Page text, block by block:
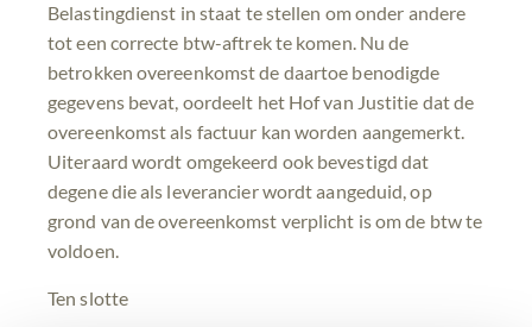
Belastingdienst in staat te stellen om onder andere
tot een correcte btw-aftrek te komen. Nu de
betrokken overeenkomst de daartoe benodigde
gegevens bevat, oordeelt het Hof van Justitie dat de
overeenkomst als factuur kan worden aangemerkt.
Uiteraard wordt omgekeerd ook bevestigd dat
degene die als leverancier wordt aangeduid, op
grond van de overeenkomst verplicht is om de btw te
voldoen.
Ten slotte